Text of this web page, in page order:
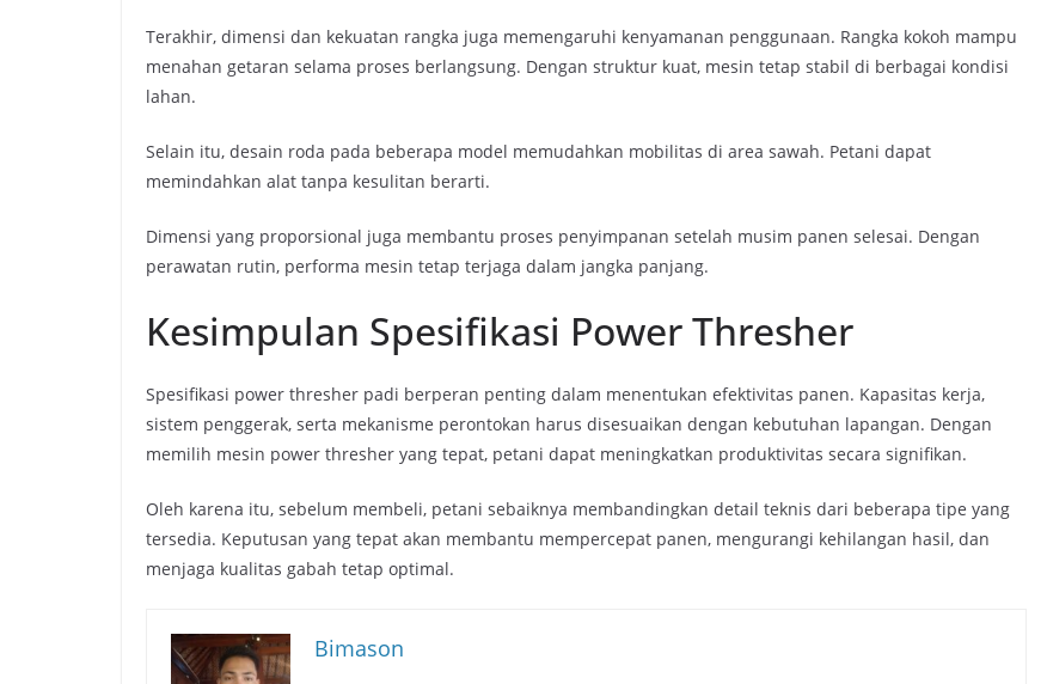
Terakhir, dimensi dan kekuatan rangka juga memengaruhi kenyamanan penggunaan. Rangka kokoh mampu
menahan getaran selama proses berlangsung. Dengan struktur kuat, mesin tetap stabil di berbagai kondisi
lahan.
Selain itu, desain roda pada beberapa model memudahkan mobilitas di area sawah. Petani dapat
memindahkan alat tanpa kesulitan berarti.
Dimensi yang proporsional juga membantu proses penyimpanan setelah musim panen selesai. Dengan
perawatan rutin, performa mesin tetap terjaga dalam jangka panjang.
Kesimpulan Spesifikasi Power Thresher
Spesifikasi power thresher padi berperan penting dalam menentukan efektivitas panen. Kapasitas kerja,
sistem penggerak, serta mekanisme perontokan harus disesuaikan dengan kebutuhan lapangan. Dengan
memilih mesin power thresher yang tepat, petani dapat meningkatkan produktivitas secara signifikan.
Oleh karena itu, sebelum membeli, petani sebaiknya membandingkan detail teknis dari beberapa tipe yang
tersedia. Keputusan yang tepat akan membantu mempercepat panen, mengurangi kehilangan hasil, dan
menjaga kualitas gabah tetap optimal.
Bimason